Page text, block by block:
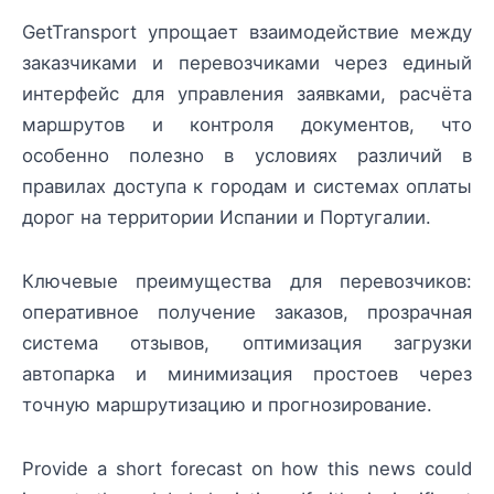
GetTransport упрощает взаимодействие между
заказчиками и перевозчиками через единый
интерфейс для управления заявками, расчёта
маршрутов и контроля документов, что
особенно полезно в условиях различий в
правилах доступа к городам и системах оплаты
дорог на территории Испании и Португалии.
Ключевые преимущества для перевозчиков:
оперативное получение заказов, прозрачная
система отзывов, оптимизация загрузки
автопарка и минимизация простоев через
точную маршрутизацию и прогнозирование.
Provide a short forecast on how this news could